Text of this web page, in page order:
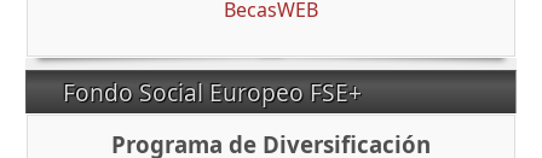
Fondo Social Europeo FSE+
Programa de Diversificación